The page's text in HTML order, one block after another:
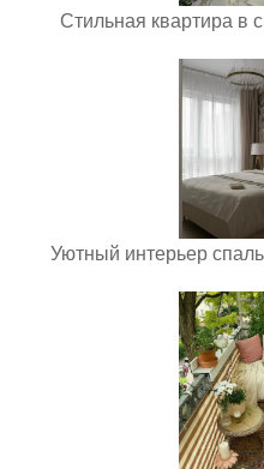
Стильная квартира в
Уютный интерьер